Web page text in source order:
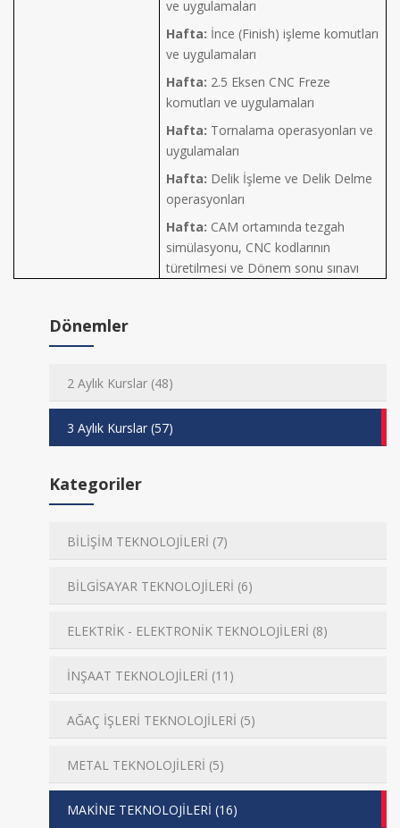
ve uygulamaları
Hafta: İnce (Finish) işleme komutları
ve uygulamaları
Hafta: 2.5 Eksen CNC Freze
komutları ve uygulamaları
Hafta: Tornalama operasyonları ve
uygulamaları
Hafta: Delik İşleme ve Delik Delme
operasyonları
Hafta: CAM ortamında tezgah
simülasyonu, CNC kodlarının
türetilmesi ve Dönem sonu sınavı
Dönemler
2 Aylık Kurslar (48)
3 Aylık Kurslar (57)
Kategoriler
BİLİŞİM TEKNOLOJİLERİ (7)
BİLGİSAYAR TEKNOLOJİLERİ (6)
ELEKTRİK - ELEKTRONİK TEKNOLOJİLERİ (8)
İNŞAAT TEKNOLOJİLERİ (11)
AĞAÇ İŞLERİ TEKNOLOJİLERİ (5)
METAL TEKNOLOJİLERİ (5)
MAKİNE TEKNOLOJİLERİ (16)